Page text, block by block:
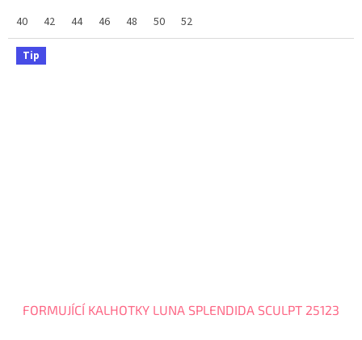
40
42 44 46 48 50 52
Tip
FORMUJÍCÍ KALHOTKY LUNA SPLENDIDA SCULPT 25123